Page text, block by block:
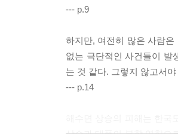
--- p.9
하지만, 여전히 많은 사람
없는 극단적인 사건들이 발
는 것 같다. 그렇지 않고서
--- p.14
상승과 태풍의 복합 영향으